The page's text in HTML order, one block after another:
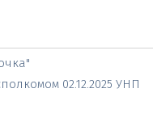
02.12.2025 УНП